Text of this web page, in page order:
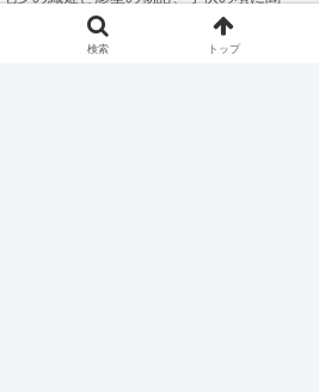
いた話を大人になって読み返すと、会え
ない理由が思った以上にシビアでした。
物語のあらすじから、夫婦だったという
検索 トップ